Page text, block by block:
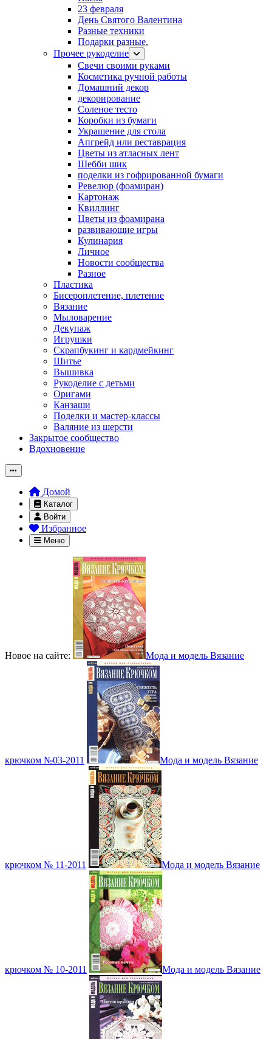
23 февраля
День Святого Валентина
Разные техники
Подарки разные.
Прочее рукоделие
Свечи своими руками
Косметика ручной работы
Домашний декор
декорирование
Соленое тесто
Коробки из бумаги
Украшение для стола
Апгрейд или реставрация
Цветы из атласных лент
Шебби шик
поделки из гофрированной бумаги
Ревелюр (фоамиран)
Картонаж
Квиллинг
Цветы из фоамирана
развивающие игры
Кулинария
Личное
Новости сообщества
Разное
Пластика
Бисероплетение, плетение
Вязание
Мыловарение
Декупаж
Игрушки
Скрапбукинг и кардмейкинг
Шитье
Вышивка
Рукоделие с детьми
Оригами
Канзаши
Поделки и мастер-классы
Валяние из шерсти
Закрытое сообщество
Вдохновение
Домой
Каталог
Войти
Избранное
Меню
Новое на сайте: Мода и модель Вязание
крючком №03-2011 Мода и модель Вязание
крючком № 11-2011 Мода и модель Вязание
крючком № 10-2011 Мода и модель Вязание